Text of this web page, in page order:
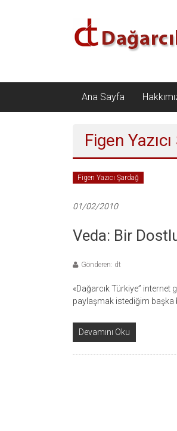
Dağarcık
Türkiye
Türkiye
Cumhuriyeti…
Ana Sayfa
Figen
Figen Yazıcı Şardağ
01/02/2010
Veda: Bir
Gönderen: dt
«Dağarcık Türkiye” internet
paylaşmak istediğim başka
Devamını Oku